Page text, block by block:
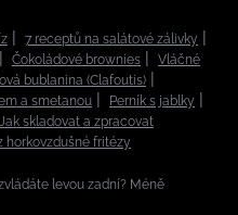
7 receptů na salátové zálivky
Čokoládové brownies
Vláčné
bublanina (Clafoutis)
a smetanou
Perník s jablky
Jak skladovat a zpracovat
horkovzdušné fritézy
levou zadní? Méně